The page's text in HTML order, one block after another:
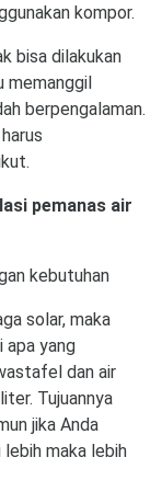
kompor.
bisa dilakukan
memanggil
berpengalaman.
pemanas air
kebutuhan
solar, maka
apa yang
dan air
Tujuannya
jika Anda
maka lebih